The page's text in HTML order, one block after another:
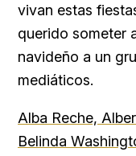
vivan estas
querido someter
navideño a un
mediáticos.
Alba Reche,
Belinda